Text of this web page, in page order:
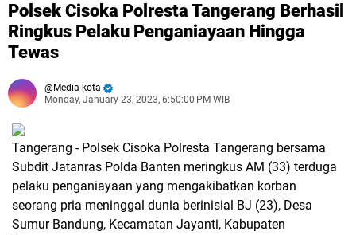
Polsek Cisoka Polresta Tangerang Berhasil
Ringkus Pelaku Penganiayaan Hingga
Tewas
Media kota
Monday, January 23, 2023, 6:50:00 PM WIB
Tangerang - Polsek Cisoka Polresta Tangerang bersama
Subdit Jatanras Polda Banten meringkus AM (33) terduga
pelaku penganiayaan yang mengakibatkan korban
seorang pria meninggal dunia berinisial BJ (23), Desa
Sumur Bandung, Kecamatan Jayanti, Kabupaten